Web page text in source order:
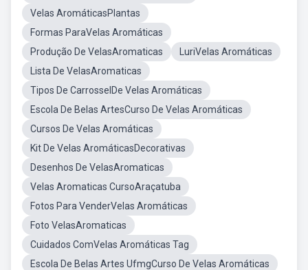
Velas AromáticasPlantas
Formas ParaVelas Aromáticas
Produção De VelasAromaticas
LuriVelas Aromáticas
Lista De VelasAromaticas
Tipos De CarrosselDe Velas Aromáticas
Escola De Belas ArtesCurso De Velas Aromáticas
Cursos De Velas Aromáticas
Kit De Velas AromáticasDecorativas
Desenhos De VelasAromaticas
Velas Aromaticas CursoAraçatuba
Fotos Para VenderVelas Aromáticas
Foto VelasAromaticas
Cuidados ComVelas Aromáticas Tag
Escola De Belas Artes UfmgCurso De Velas Aromáticas